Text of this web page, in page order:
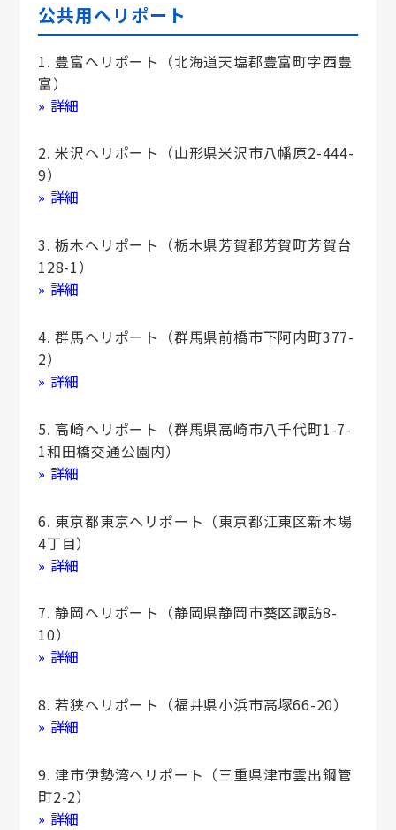
公共用ヘリポート
1. 豊富ヘリポート（北海道天塩郡豊富町字西豊
富）
» 詳細
2. 米沢ヘリポート（山形県米沢市八幡原2-444-
9）
» 詳細
3. 栃木へリポート（栃木県芳賀郡芳賀町芳賀台
128-1）
» 詳細
4. 群馬ヘリポート（群馬県前橋市下阿内町377-
2）
» 詳細
5. 高崎ヘリポート（群馬県高崎市八千代町1-7-
1和田橋交通公園内）
» 詳細
6. 東京都東京ヘリポート（東京都江東区新木場
4丁目）
» 詳細
7. 静岡ヘリポート（静岡県静岡市葵区諏訪8-
10）
» 詳細
8. 若狭ヘリポート（福井県小浜市高塚66-20）
» 詳細
9. 津市伊勢湾ヘリポート（三重県津市雲出鋼管
町2-2）
» 詳細